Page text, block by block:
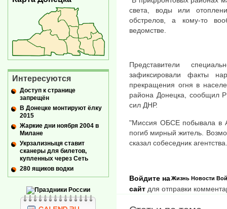
света, воды или
обстрелов, а кому-то
ведомстве.
Представители
зафиксировали факты
прекращения огня в
района Донецка, сообщил
сил ДНР.
"Миссия ОБСЕ побывала в
погиб мирный житель.
сказал собеседник агентства.
Жизнь Новости
Войдите на
сайт для отправки
Интересуются
Доступ к странице
запрещён
В Донецке монтируют ёлку
2015
Жаркие дни ноября 2004 в
Милане
Укрзализныця ставит
сканеры для билетов,
купленных через Сеть
280 ящиков водки